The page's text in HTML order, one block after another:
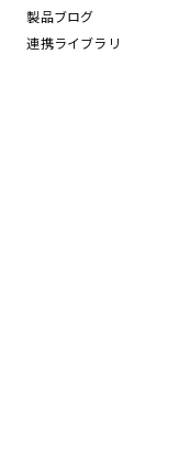
製品ブログ
連携ライブラリ